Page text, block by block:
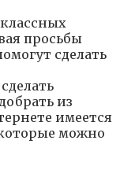
просьбы
сделать
из
имеется
можно